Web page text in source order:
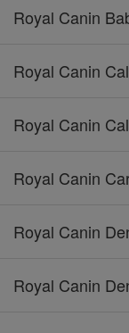
Royal Canin
Royal Canin
Royal Canin
Royal Canin
Royal Canin
Royal Canin